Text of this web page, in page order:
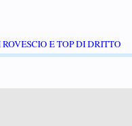
E TOP DI DRITTO